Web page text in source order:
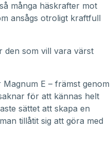
många häskrafter mot
ansågs otroligt kraftfull
den som vill vara värst
E – främst genom
för att kännas helt
sättet att skapa en
tillåtit sig att göra med